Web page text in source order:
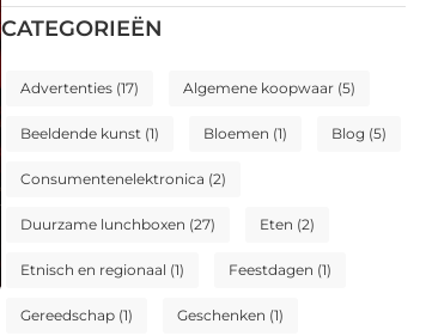
CATEGORIEËN
Advertenties (17) Algemene koopwaar (5)
Beeldende kunst (1) Bloemen (1) Blog (5)
Consumentenelektronica (2)
Duurzame lunchboxen (27) Eten (2)
Etnisch en regionaal (1) Feestdagen (1)
Gereedschap (1) Geschenken (1)